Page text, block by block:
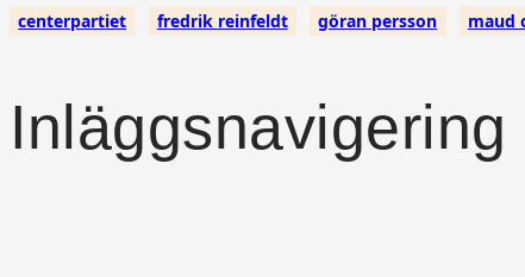
centerpartiet fredrik reinfeldt göran persson maud
Inläggsnavigering